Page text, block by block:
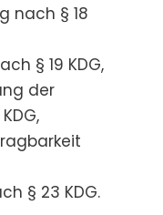
nach § 18
§ 19 KDG,
der
§ 23 KDG.